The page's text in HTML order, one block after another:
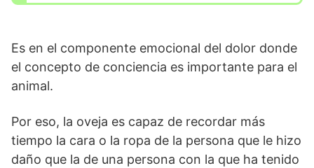
Es en el componente emocional del dolor donde
el concepto de conciencia es importante para el
animal.
Por eso, la oveja es capaz de recordar más
tiempo la cara o la ropa de la persona que le hizo
daño que la de una persona con la que ha tenido